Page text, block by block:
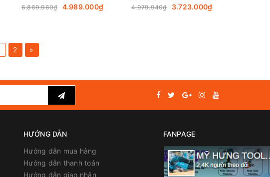
6.869.960₫ 4.989.000₫
Máy)
4.979.940₫ 3.723.000₫
2 »
HƯỚNG DẪN
Hướng dẫn mua hàng
Hướng dẫn thanh toán
Hướng dẫn giao nhận
FANPAGE